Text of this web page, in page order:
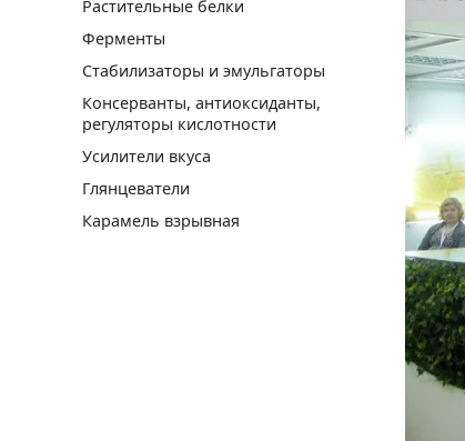
Растительные белки
Ферменты
Стабилизаторы и эмульгаторы
Консерванты, антиоксиданты,
регуляторы кислотности
Усилители вкуса
Глянцеватели
Карамель взрывная